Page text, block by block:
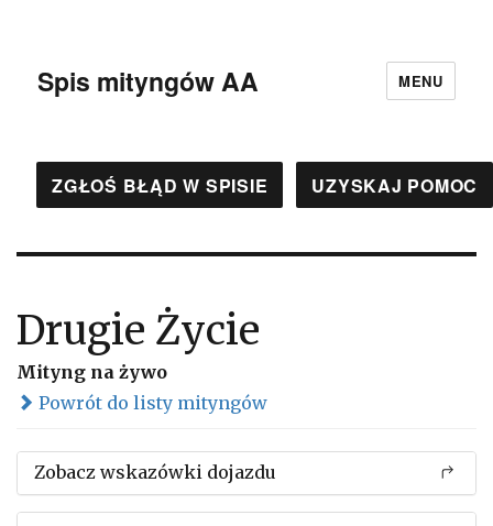
Spis mityngów AA MENU
ZGŁOŚ BŁĄD W SPISIE UZYSKAJ POMOC
Drugie Życie
Mityng na żywo
Powrót do listy mityngów
Zobacz wskazówki dojazdu